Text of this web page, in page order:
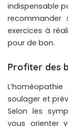
indispensable
exercices à
pour de bon.
Profiter des
soulager et
Selon les
vous orienter